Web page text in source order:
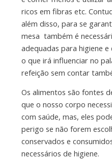
ricos em fibras etc.
além disso, para se
mesa também é
adequadas para higiene
o que irá influenciar no
refeição sem contar
Os alimentos são fontes
que o nosso corpo
com saúde, mas, eles
perigo se não forem
conservados e
necessários de higiene.